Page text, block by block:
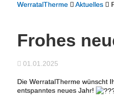
WerratalTherme Aktuelles
Frohes
01.01.2025
Die WerratalTherme wünscht
entspanntes neues Jahr!